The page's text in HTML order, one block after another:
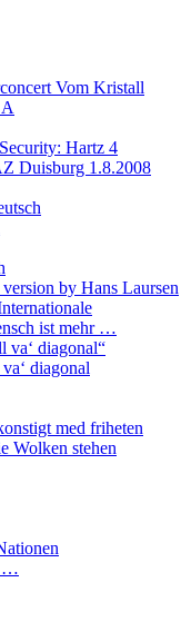
Vom Kristall
Hartz 4
Duisburg 1.8.2008
by Hans Laursen
ist mehr …
va‘ diagonal“
diagonal
med friheten
Wolken stehen
…